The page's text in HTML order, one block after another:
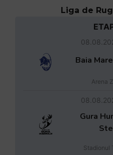
Liga de
Baia
Arena
Gura
Stadionul